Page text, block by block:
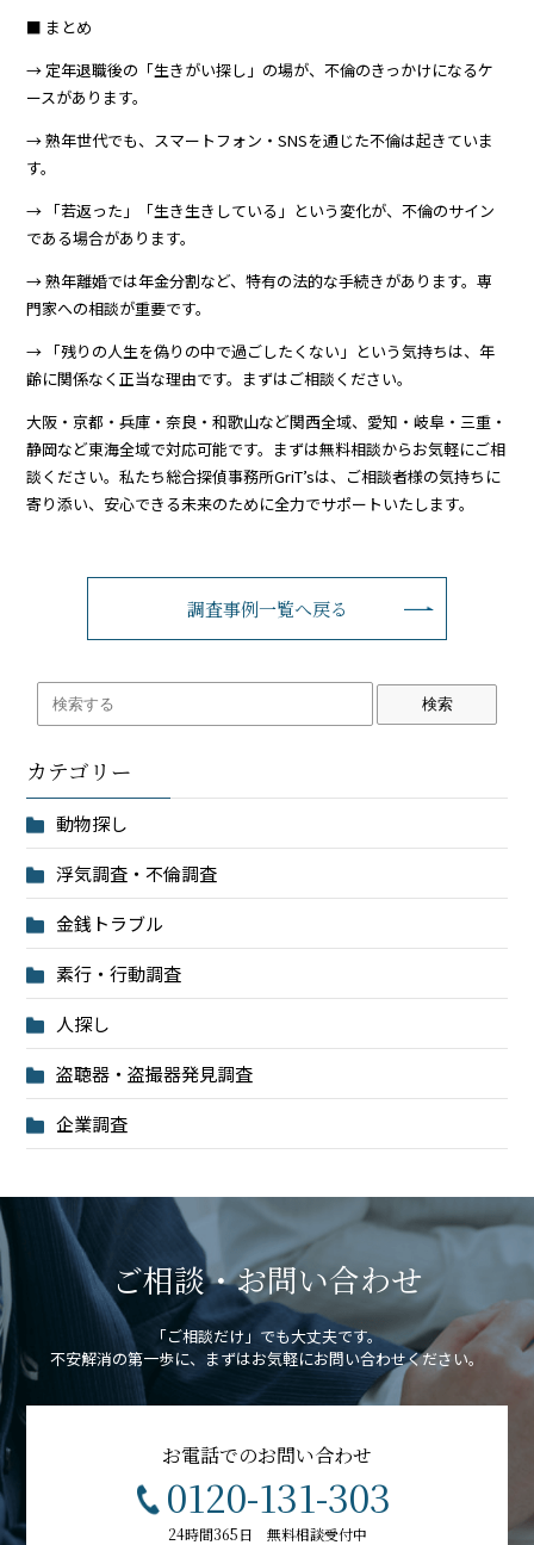
■ まとめ
→ 定年退職後の「生きがい探し」の場が、不倫のきっかけになるケ
ースがあります。
→ 熟年世代でも、スマートフォン・SNSを通じた不倫は起きていま
す。
→ 「若返った」「生き生きしている」という変化が、不倫のサイン
である場合があります。
→ 熟年離婚では年金分割など、特有の法的な手続きがあります。専
門家への相談が重要です。
→ 「残りの人生を偽りの中で過ごしたくない」という気持ちは、年
齢に関係なく正当な理由です。まずはご相談ください。
大阪・京都・兵庫・奈良・和歌山など関西全域、愛知・岐阜・三重・
静岡など東海全域で対応可能です。まずは無料相談からお気軽にご相
談ください。私たち総合探偵事務所GriT’sは、ご相談者様の気持ちに
寄り添い、安心できる未来のために全力でサポートいたします。
調査事例一覧へ戻る
検索
カテゴリー
動物探し
浮気調査・不倫調査
金銭トラブル
素行・行動調査
人探し
盗聴器・盗撮器発見調査
企業調査
ご相談・お問い合わせ
「ご相談だけ」でも大丈夫です。
不安解消の第一歩に、まずはお気軽にお問い合わせください。
お電話でのお問い合わせ
0120-131-303
24時間365日 無料相談受付中